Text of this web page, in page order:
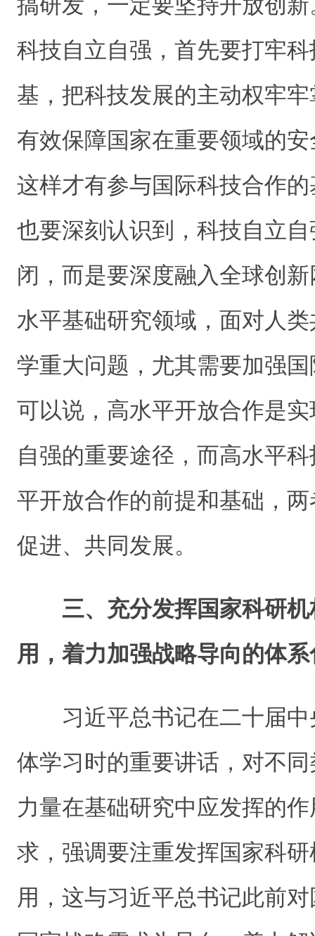
科技自立自强，首先要打牢
基，把科技发展的主动权牢
有效保障国家在重要领域的
这样才有参与国际科技合作
也要深刻认识到，科技自立
闭，而是要深度融入全球创
水平基础研究领域，面对人
学重大问题，尤其需要加强
可以说，高水平开放合作是
自强的重要途径，而高水平
平开放合作的前提和基础，
促进、共同发展。
三、充分发挥国家科研
用，着力加强战略导向的体
习近平总书记在二十届
体学习时的重要讲话，对不
力量在基础研究中应发挥的
求，强调要注重发挥国家科
用，这与习近平总书记此前